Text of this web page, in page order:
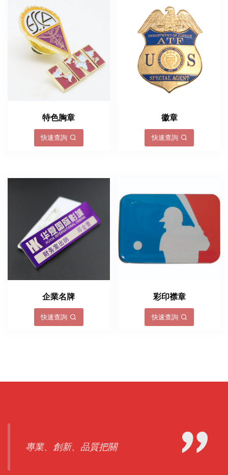
特色胸章
快速查詢
徽章
快速查詢
企業名牌
快速查詢
彩印襟章
快速查詢
專業、創新、品質把關